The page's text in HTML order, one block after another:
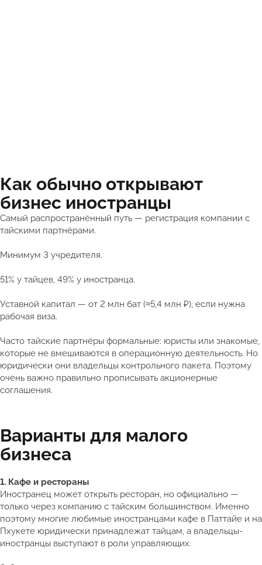
Как обычно открывают
бизнес иностранцы
Самый распространённый путь — регистрация компании с
тайскими партнёрами.
Минимум 3 учредителя.
51% у тайцев, 49% у иностранца.
Уставной капитал — от 2 млн бат (≈5,4 млн ₽), если нужна
рабочая виза.
Часто тайские партнёры формальные: юристы или знакомые,
которые не вмешиваются в операционную деятельность. Но
юридически они владельцы контрольного пакета. Поэтому
очень важно правильно прописывать акционерные
соглашения.
Варианты для малого
бизнеса
1. Кафе и рестораны
Иностранец может открыть ресторан, но официально —
только через компанию с тайским большинством. Именно
поэтому многие любимые иностранцами кафе в Паттайе и на
Пхукете юридически принадлежат тайцам, а владельцы-
иностранцы выступают в роли управляющих.